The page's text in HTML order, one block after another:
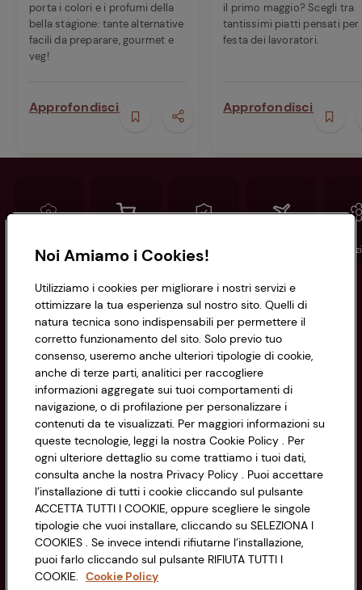
porta i colori e i profumi della
bella stagione: tante alternative
facili da preparare, gourmet e
veg!
Approfondisci
il primo maggio? Scegli tra
tantissimi piatti pensati per
festa dei lavoratori.
Approfondisci
Conad Spesa online Assicurazioni
Informazioni
Privacy Policy
Cookie Policy
Impostazioni Cookie
Accessibilità
CONAD SOCIETÀ COOPERATIVA
Via Michelino, 59 | 40127 BOLOGNA
Codice Fiscale e Registro Imprese
di Bologna 00865960157
PARTITA IVA 03320960374
Servizio clienti
Noi Amiamo i Cookies!
Utilizziamo i cookies per migliorare i nostri servizi e
ottimizzare la tua esperienza sul nostro sito. Quelli di
natura tecnica sono indispensabili per permettere il
corretto funzionamento del sito. Solo previo tuo
consenso, useremo anche ulteriori tipologie di cookie,
anche di terze parti, analitici per raccogliere
informazioni aggregate sui tuoi comportamenti di
navigazione, o di profilazione per personalizzare i
contenuti da te visualizzati. Per maggiori informazioni su
queste tecnologie, leggi la nostra Cookie Policy . Per
ogni ulteriore dettaglio su come trattiamo i tuoi dati,
consulta anche la nostra Privacy Policy . Puoi accettare
l’installazione di tutti i cookie cliccando sul pulsante
ACCETTA TUTTI I COOKIE, oppure scegliere le singole
tipologie che vuoi installare, cliccando su SELEZIONA I
COOKIES . Se invece intendi rifiutarne l’installazione,
puoi farlo cliccando sul pulsante RIFIUTA TUTTI I
COOKIE. Cookie Policy